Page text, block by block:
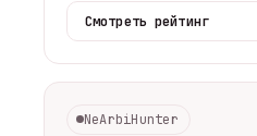
Смотреть рейтинг
NeArbiHunter